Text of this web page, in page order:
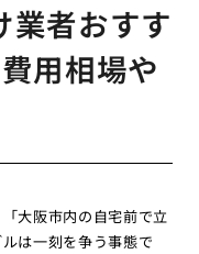
業者おすす
用相場や
大阪市内の自宅前で立
は一刻を争う事態で